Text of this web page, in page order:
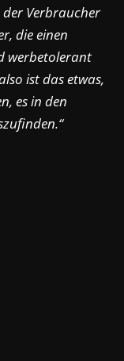
Verbraucher
die einen
werbetolerant
ist das etwas,
es in den